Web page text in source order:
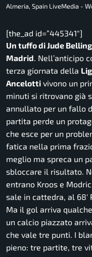
Almeria, Spain LiveMedia -
[the_ad id=”445341″]
Un tuffo di Jude
Madrid. Nell’anticipo
terza giornata della
Ancelotti vivono un
minuti si ritrovano già
annullato per un fallo
partita perde un
che esce per un
fatica nella prima
meglio ma spreca un
sbloccare il risultato.
entrano Kroos e
sale in cattedra, al 68′
Ma il gol arriva
un calcio piazzato
che vale tre punti. I
pieno: tre partite, tre